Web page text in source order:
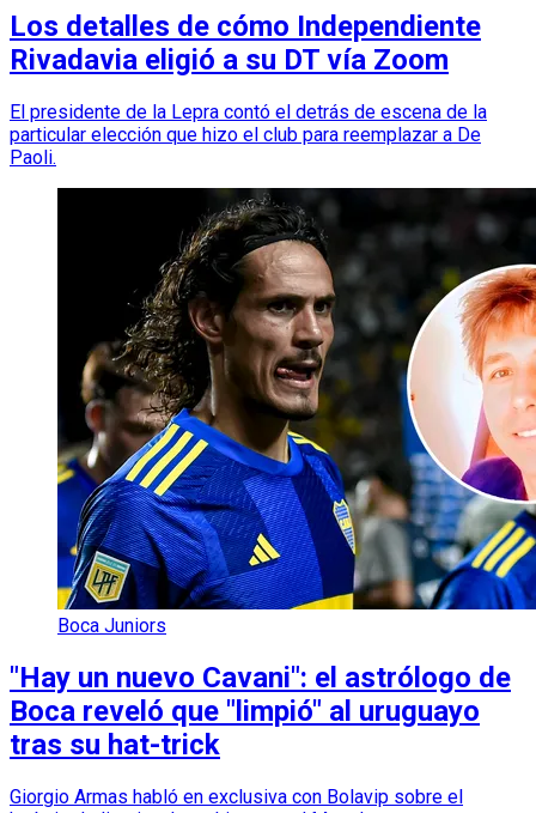
Los detalles de cómo Independiente
Rivadavia eligió a su DT vía Zoom
El presidente de la Lepra contó el detrás de escena de la
particular elección que hizo el club para reemplazar a De
Paoli.
Boca Juniors
"Hay un nuevo Cavani": el astrólogo de
Boca reveló que "limpió" al uruguayo
tras su hat-trick
Giorgio Armas habló en exclusiva con Bolavip sobre el